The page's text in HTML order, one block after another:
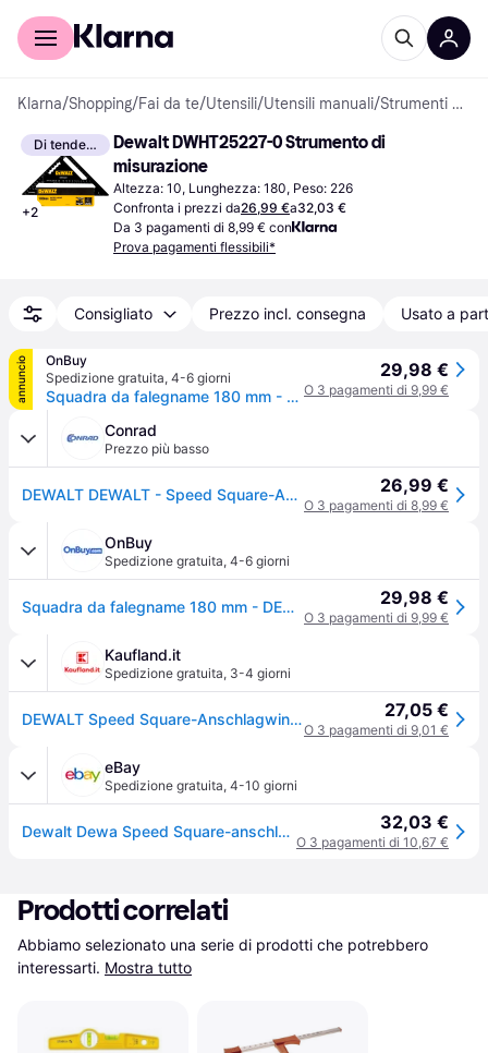
Per il tuo shopping
Klarna/Shopping/Fai da te/Utensili/Utensili manuali/ Strumenti di misurazione
Di tendenza
+2
Dewalt DWHT25227-0 Strumento di
misurazione
Altezza: 10, Lunghezza: 180, Peso: 226
Confronta i prezzi da26,99 €a32,03 €
Da 3 pagamenti di 8,99 € con
Prova pagamenti flessibili*
Consigliato Prezzo incl. consegna Usato a
annuncio
OnBuy
Spedizione gratuita, 4-6 giorni
Squadra da falegname 180 mm - DEWALT DWHT25227-0
29,98 €
O 3 pagamenti di 9,99 €
Conrad
Prezzo più basso
DEWALT DEWALT - Speed Square-Anschlagwinkel 18cm DWHT25227-0 Squadra fissa da officina 180 x 180 mm 26,99 €
O 3 pagamenti di 8,99 €
OnBuy
Spedizione gratuita, 4-6 giorni
Squadra da falegname 180 mm - DEWALT DWHT25227-0 29,98 €
O 3 pagamenti di 9,99 €
Kaufland.it
Spedizione gratuita, 3-4 giorni
DEWALT Speed Square-Anschlagwinkel 18cm schwarz (DWHT25227-0) 27,05 €
O 3 pagamenti di 9,01 €
eBay
Spedizione gratuita, 4-10 giorni
Dewalt Dewa Speed Square-anschlagwinkel 18cm Dwht25227-0 32,03 €
O 3 pagamenti di 10,67 €
Prodotti correlati
Abbiamo selezionato una serie di prodotti che potrebbero
interessarti. Mostra tutto